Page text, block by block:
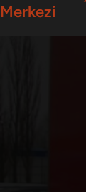
Merkezi